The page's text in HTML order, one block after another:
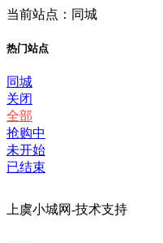
当前站点：同城
热门站点
同城
关闭
全部
抢购中
未开始
已结束
上虞小城网-技术支持